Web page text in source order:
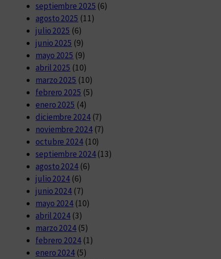
septiembre 2025 (6)
agosto 2025 (11)
julio 2025 (6)
junio 2025 (9)
mayo 2025 (9)
abril 2025 (10)
marzo 2025 (10)
febrero 2025 (5)
enero 2025 (4)
diciembre 2024(7)
noviembre 2024(7)
octubre 2024(10)
septiembre 2024(13)
agosto 2024(6)
julio 2024 (6)
junio 2024 (7)
mayo 2024 (10)
abril 2024 (3)
marzo 2024 (5)
febrero 2024(1)
enero 2024 (5)